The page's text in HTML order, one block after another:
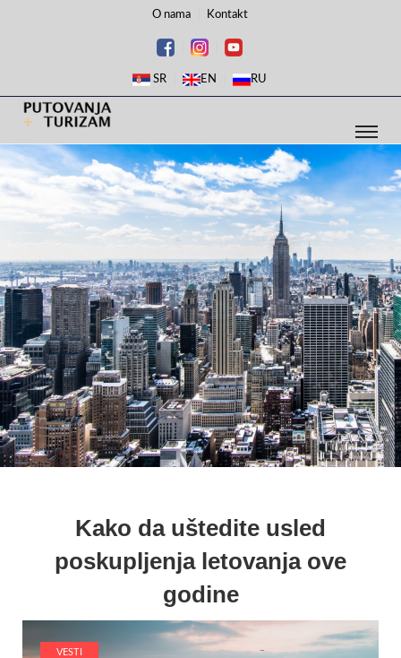
O nama Kontakt
SR EN RU
Kako da uštedite usled
poskupljenja letovanja ove
godine
VESTI